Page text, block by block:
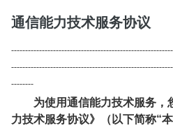
通信能力技术服务协议
--------
为使用通信能力技术服务，
力技术服务协议》（以下简称“